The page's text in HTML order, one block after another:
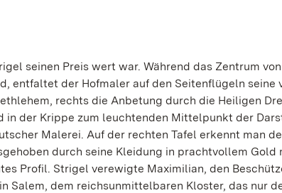
seinen Preis wert war. Während das Zentrum
entfaltet der Hofmaler auf den Seitenflügeln seine
rechts die Anbetung durch die Heiligen
der Krippe zum leuchtenden Mittelpunkt der
Malerei. Auf der rechten Tafel erkennt man
durch seine Kleidung in prachtvollem Gold
Profil. Strigel verewigte Maximilian, den
Salem, dem reichsunmittelbaren Kloster, das nur